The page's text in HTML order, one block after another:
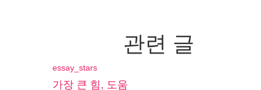
관련 글
essay_stars
가장 큰 힘, 도움